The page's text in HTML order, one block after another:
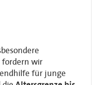
fordern wir
für junge